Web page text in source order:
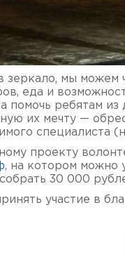
зеркало, мы можем
еда и
помочь ребятам
их мечту —
специалиста
проекту
, на котором можно
30 000
участие в